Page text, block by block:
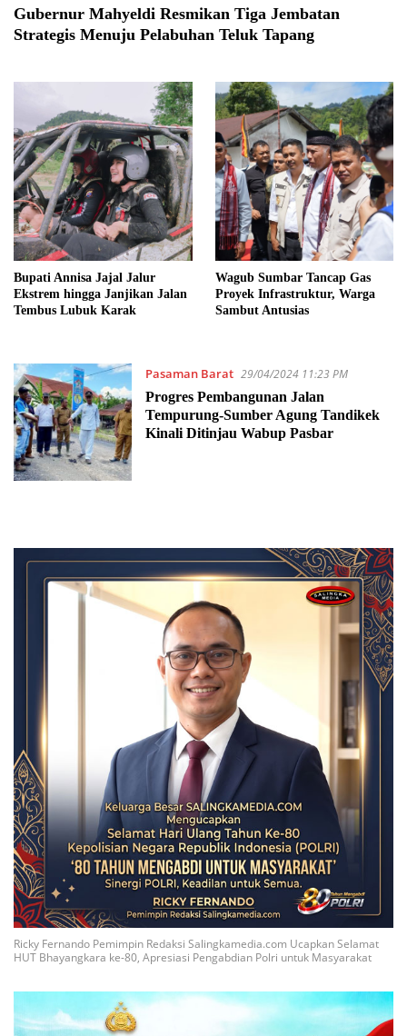
Gubernur Mahyeldi Resmikan Tiga Jembatan
Strategis Menuju Pelabuhan Teluk Tapang
Bupati Annisa Jajal Jalur
Ekstrem hingga Janjikan Jalan
Tembus Lubuk Karak
Wagub Sumbar Tancap Gas
Proyek Infrastruktur, Warga
Sambut Antusias
Pasaman Barat 29/04/2024 11:23 PM
Progres Pembangunan Jalan
Tempurung-Sumber Agung Tandikek
Kinali Ditinjau Wabup Pasbar
Ricky Fernando Pemimpin Redaksi Salingkamedia.com Ucapkan Selamat
HUT Bhayangkara ke-80, Apresiasi Pengabdian Polri untuk Masyarakat